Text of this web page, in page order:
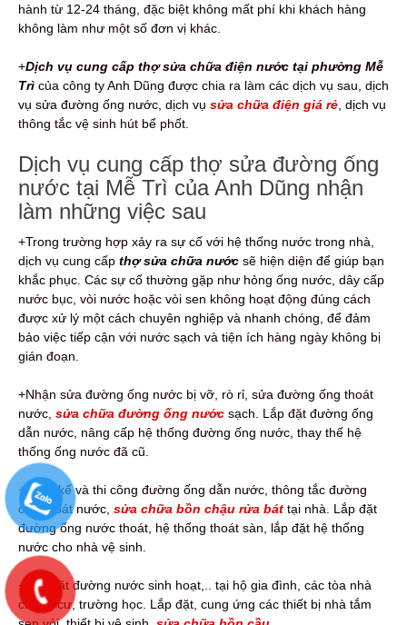
hành từ 12-24 tháng, đặc biệt không mất phí khi khách hàng
không làm như một số đơn vị khác.
+Dịch vụ cung cấp thợ sửa chữa điện nước tại phường Mễ
Trì của công ty Anh Dũng được chia ra làm các dịch vụ sau, dịch
vụ sửa đường ống nước, dịch vụ sửa chữa điện giá rẻ , dịch vụ
thông tắc vệ sinh hút bể phốt.
Dịch vụ cung cấp thợ sửa đường ống
nước tại Mễ Trì của Anh Dũng nhận
làm những việc sau
+Trong trường hợp xảy ra sự cố với hệ thống nước trong nhà,
dịch vụ cung cấp thợ sửa chữa nước sẽ hiện diện để giúp bạn
khắc phục. Các sự cố thường gặp như hỏng ống nước, dây cấp
nước bục, vòi nước hoặc vòi sen không hoạt động đúng cách
được xử lý một cách chuyên nghiệp và nhanh chóng, để đảm
bảo việc tiếp cận với nước sạch và tiện ích hàng ngày không bị
gián đoạn.
+Nhận sửa đường ống nước bị vỡ, rò rỉ, sửa đường ống thoát
nước, sửa chữa đường ống nước sạch. Lắp đặt đường ống
dẫn nước, nâng cấp hệ thống đường ống nước, thay thế hệ
thống ống nước đã cũ.
+Thiết kế và thi công đường ống dẫn nước, thông tắc đường
ống thoát nước, sửa chữa bồn chậu rửa bát tại nhà. Lắp đặt
đường ống nước thoát, hệ thống thoát sàn, lắp đặt hệ thống
nước cho nhà vệ sinh.
+Lắp đặt đường nước sinh hoạt,.. tại hộ gia đình, các tòa nhà
chung cư, trường học. Lắp đặt, cung ứng các thiết bị nhà tắm